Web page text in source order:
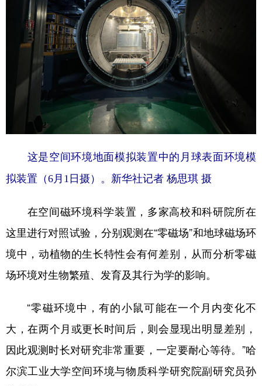
这是空间环境地面模拟装置中的月球表面环境模
拟装置（6月1日摄）。新华社记者 杨思琪 摄
在空间磁环境科学装置，多家高校和科研院所在
这里进行对照试验，分别观测在“零磁场”和地球磁场环
境中，动植物的生长特性会有何差别，从而分析零磁
场环境对生物繁殖、发育及其行为学的影响。
“零磁环境中，有的小鼠可能在一个月内变化不
大，在两个月或更长时间后，则会显现出明显差别，
因此观测时长对研究非常重要，一定要耐心等待。”哈
尔滨工业大学空间环境与物质科学研究院副研究员孙